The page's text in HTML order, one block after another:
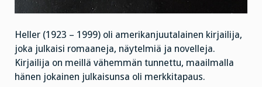
Heller (1923 – 1999) oli amerikanjuutalainen kirjailija,
joka julkaisi romaaneja, näytelmiä ja novelleja.
Kirjailija on meillä vähemmän tunnettu, maailmalla
hänen jokainen julkaisunsa oli merkkitapaus.